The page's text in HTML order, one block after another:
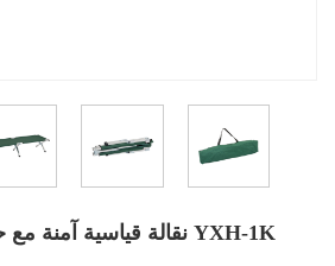
YXH-1K نقالة قياسية آمنة مع حزام قابل للطي